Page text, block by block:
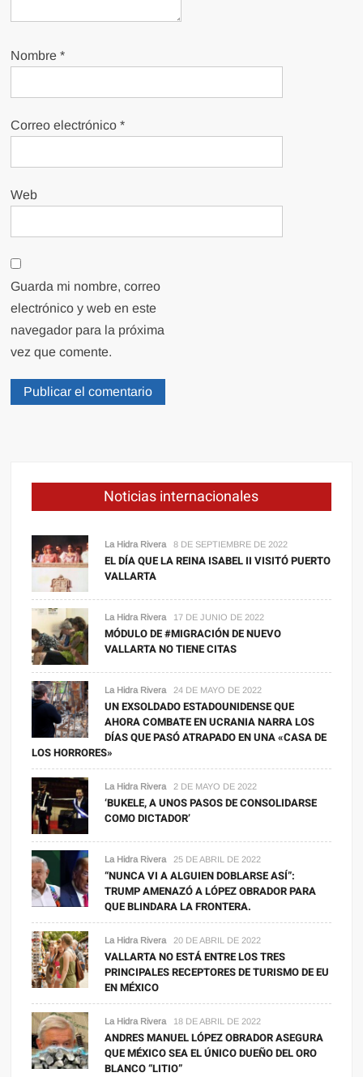
Nombre*
Correo electrónico*
Web
Guarda mi nombre, correo
electrónico y web en este
navegador para la próxima
vez que comente.
Noticias internacionales
La Hidra Rivera 8 DE SEPTIEMBRE DE 2022
EL DÍA QUE LA REINA ISABEL II VISITÓ PUERTO
VALLARTA
La Hidra Rivera 17 DE JUNIO DE 2022
MÓDULO DE #MIGRACIÓN DE NUEVO
VALLARTA NO TIENE CITAS
La Hidra Rivera 24 DE MAYO DE 2022
UN EXSOLDADO ESTADOUNIDENSE QUE
AHORA COMBATE EN UCRANIA NARRA LOS
DÍAS QUE PASÓ ATRAPADO EN UNA «CASA DE
LOS HORRORES»
La Hidra Rivera 2 DE MAYO DE 2022
‘BUKELE, A UNOS PASOS DE CONSOLIDARSE
COMO DICTADOR’
La Hidra Rivera 25 DE ABRIL DE 2022
“NUNCA VI A ALGUIEN DOBLARSE ASÍ”:
TRUMP AMENAZÓ A LÓPEZ OBRADOR PARA
QUE BLINDARA LA FRONTERA.
La Hidra Rivera 20 DE ABRIL DE 2022
VALLARTA NO ESTÁ ENTRE LOS TRES
PRINCIPALES RECEPTORES DE TURISMO DE EU
EN MÉXICO
La Hidra Rivera 18 DE ABRIL DE 2022
ANDRES MANUEL LÓPEZ OBRADOR ASEGURA
QUE MÉXICO SEA EL ÚNICO DUEÑO DEL ORO
BLANCO “LITIO”